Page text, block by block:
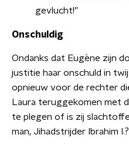
gevlucht!”
Onschuldig
Ondanks dat Eugène zijn
justitie haar onschuld in
opnieuw voor de rechter
Laura teruggekomen met
te plegen of is zij
man, Jihadstrijder Ibrahim I.?